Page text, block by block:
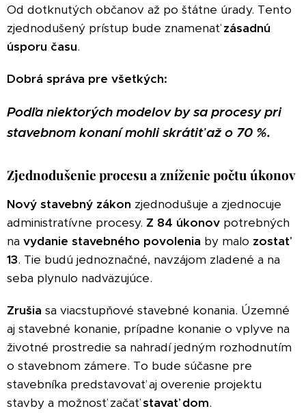
Od dotknutých občanov až po štátne úrady. Tento
zjednodušený prístup bude znamenaťzásadnú
úsporu času.
Dobrá správa pre všetkých:
Podľa niektorých modelov by sa procesy pri
stavebnom konaní mohli skrátiť až o 70 %.
Zjednodušenie procesu a zníženie počtu úkonov
Nový stavebný zákon zjednodušuje a zjednocuje
administratívne procesy. Z 84 úkonov potrebných
na vydanie stavebného povolenia by malo zostať
13. Tie budú jednoznačné, navzájom zladené a na
seba plynulo nadväzujúce.
Zrušia sa viacstupňové stavebné konania. Územné
aj stavebné konanie, prípadne konanie o vplyve na
životné prostredie sa nahradí jedným rozhodnutím
o stavebnom zámere. To bude súčasne pre
stavebníka predstavovať aj overenie projektu
stavby a možnosť začaťstavať dom.